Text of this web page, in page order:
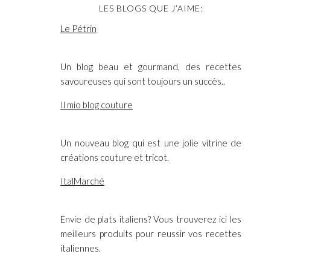
LES BLOGS QUE J’AIME:
Le Pétrin
Un blog beau et gourmand, des recettes
savoureuses qui sont toujours un succès..
Il mio blog couture
Un nouveau blog qui est une jolie vitrine de
créations couture et tricot.
ItalMarché
Envie de plats italiens? Vous trouverez ici les
meilleurs produits pour reussir vos recettes
italiennes.